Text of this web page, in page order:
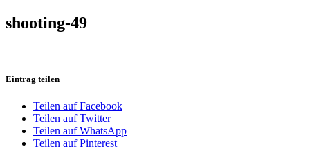
shooting-49
Eintrag teilen
Teilen auf Facebook
Teilen auf Twitter
Teilen auf WhatsApp
Teilen auf Pinterest